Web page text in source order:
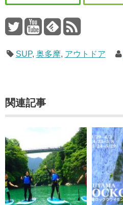
SUP, 奥多摩, アウトドア
関連記事